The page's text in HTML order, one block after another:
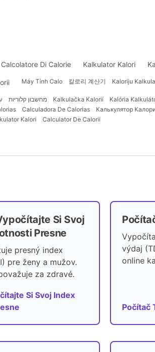
Calcolatore Di Calorie Kalkulator Kalori
Máy Tính Calo 칼로리 계산기 Kaloriju
מחשבון קלוריות Kalkulačka Kalorií Kalória
Calculadora De Calorias Калькулятор
Kalori Calculator De Calorii
Si Svoj
Presne
presný index
pre ženy a mužov.
za zdravé.
Si Svoj Index
výdaj
online
Počítač